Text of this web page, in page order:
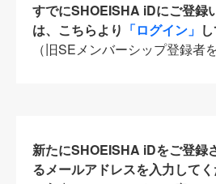
すでにSHOEISHA iDにご登録
は、こちらより 「ログイン」
（旧SEメンバーシップ登録者
新たにSHOEISHA iDをご登録
るメールアドレスを入力してく